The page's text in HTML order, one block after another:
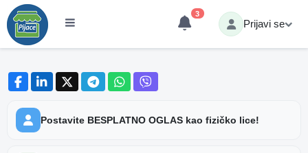
3
Prijavi se
Postavite BESPLATNO OGLAS kao fizičko lice!